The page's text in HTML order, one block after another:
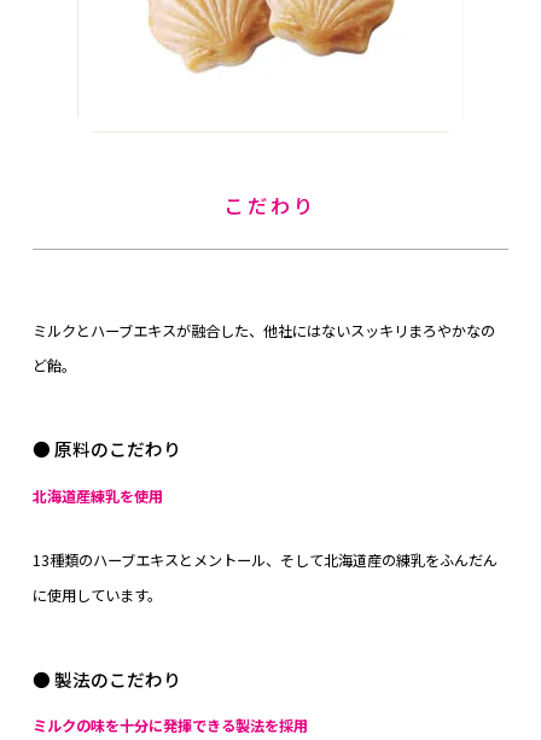
こだわり
ミルクとハーブエキスが融合した、他社にはないスッキリまろやかなの
ど飴。
● 原料のこだわり
北海道産練乳を使用
13種類のハーブエキスとメントール、そして北海道産の練乳をふんだん
に使用しています。
● 製法のこだわり
ミルクの味を十分に発揮できる製法を採用